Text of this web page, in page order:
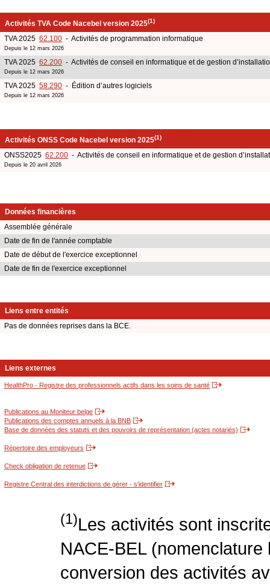
Activités TVA Code Nacebel version 2025(1)
TVA 2025 62.100 - Activités de programmation informatique
Depuis le 12 mars 2026
TVA 2025 62.200 - Activités de conseil en informatique et de gestion
Depuis le 12 mars 2026
TVA 2025 58.290 - Édition d’autres logiciels
Depuis le 12 mars 2026
Activités ONSS Code Nacebel version 2025(1)
ONSS2025 62.200 - Activités de conseil en informatique et de gestion
Depuis le 20 avril 2026
Données financières
Assemblée générale
Date de fin de l'année comptable
Date de début de l'exercice exceptionnel
Date de fin de l'exercice exceptionnel
Liens entre entités
Pas de données reprises dans la BCE.
Liens externes
HealthPro - Registre des professionnels actifs dans les soins de santé
Publications au Moniteur belge
Publications des comptes annuels à la BNB
Base de données des statuts et des pouvoirs de représentation (actes notariés)
Répertoire des employeurs
Check obligation de retenue
Registre Central des interdictions de gérer - s'identifier
(1)Les activités sont
NACE-BEL
conversion des activités